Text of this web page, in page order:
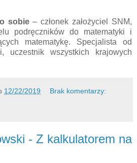
o sobie– członek założyciel SNM,
podręczników do matematyki i
matematykę. Specjalista od
uczestnik wszystkich krajowych
12/22/2019 Brak komentarzy:
- Z kalkulatorem na